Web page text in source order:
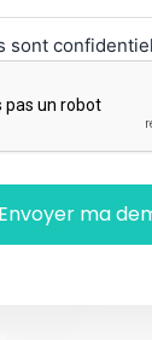
sont